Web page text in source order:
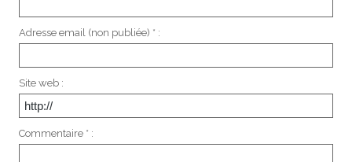
Adresse email (non publiée) * :
Site web :
Commentaire * :